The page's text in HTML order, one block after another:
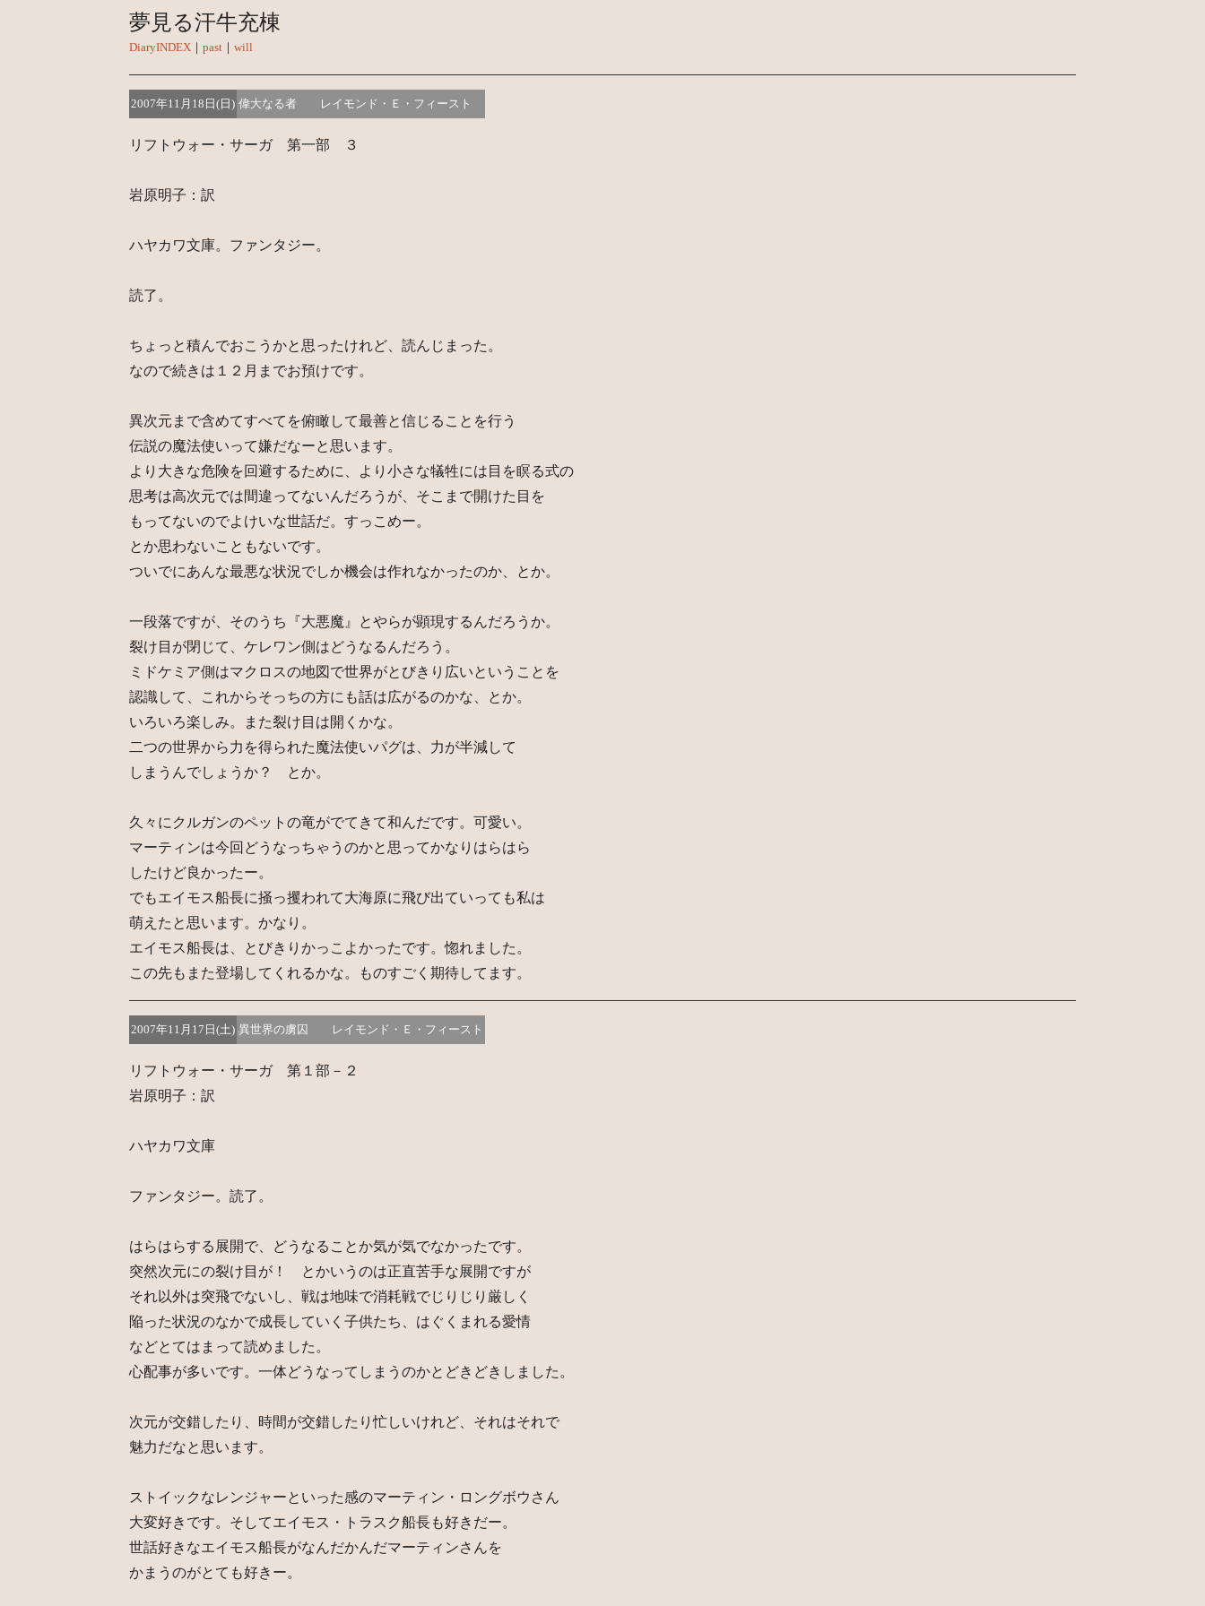
夢見る汗牛充棟
DiaryINDEX ｜ past ｜ will
2007年11月18日(日) 偉大なる者 レイモンド・Ｅ・フィースト
リフトウォー・サーガ 第一部 ３
岩原明子：訳
ハヤカワ文庫。ファンタジー。
読了。
ちょっと積んでおこうかと思ったけれど、読んじまった。
なので続きは１２月までお預けです。
異次元まで含めてすべてを俯瞰して最善と信じることを行う
伝説の魔法使いって嫌だなーと思います。
より大きな危険を回避するために、より小さな犠牲には目を瞑る式の
思考は高次元では間違ってないんだろうが、そこまで開けた目を
もってないのでよけいな世話だ。すっこめー。
とか思わないこともないです。
ついでにあんな最悪な状況でしか機会は作れなかったのか、とか。
一段落ですが、そのうち『大悪魔』とやらが顕現するんだろうか。
裂け目が閉じて、ケレワン側はどうなるんだろう。
ミドケミア側はマクロスの地図で世界がとびきり広いということを
認識して、これからそっちの方にも話は広がるのかな、とか。
いろいろ楽しみ。また裂け目は開くかな。
二つの世界から力を得られた魔法使いパグは、力が半減して
しまうんでしょうか？ とか。
久々にクルガンのペットの竜がでてきて和んだです。可愛い。
マーティンは今回どうなっちゃうのかと思ってかなりはらはら
したけど良かったー。
でもエイモス船長に掻っ攫われて大海原に飛び出ていっても私は
萌えたと思います。かなり。
エイモス船長は、とびきりかっこよかったです。惚れました。
この先もまた登場してくれるかな。ものすごく期待してます。
2007年11月17日(土) 異世界の虜囚 レイモンド・Ｅ・フィースト
リフトウォー・サーガ 第１部－２
岩原明子：訳
ハヤカワ文庫
ファンタジー。読了。
はらはらする展開で、どうなることか気が気でなかったです。
突然次元にの裂け目が！ とかいうのは正直苦手な展開ですが
それ以外は突飛でないし、戦は地味で消耗戦でじりじり厳しく
陥った状況のなかで成長していく子供たち、はぐくまれる愛情
などとてはまって読めました。
心配事が多いです。一体どうなってしまうのかとどきどきしました。
次元が交錯したり、時間が交錯したり忙しいけれど、それはそれで
魅力だなと思います。
ストイックなレンジャーといった感のマーティン・ロングボウさん
大変好きです。そしてエイモス・トラスク船長も好きだー。
世話好きなエイモス船長がなんだかんだマーティンさんを
かまうのがとても好きー。